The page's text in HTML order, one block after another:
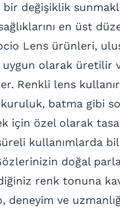
değişiklik
en üst
Lens ürünleri,
uygun olarak üretilir
Renkli lens
batma gibi
için özel olarak
kullanımlarda
doğal
renk tonuna
deneyim ve